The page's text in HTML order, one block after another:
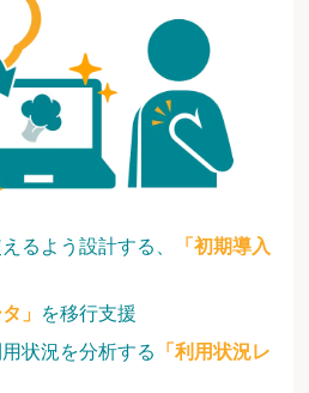
るよう設計する、
「初期導入
」 を移行支援
状況を分析する
「利用状況レ